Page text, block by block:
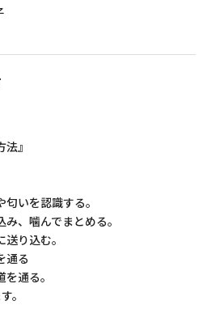
』
を認識する。
、噛んでまとめる。
り込む。
る
通る。
。